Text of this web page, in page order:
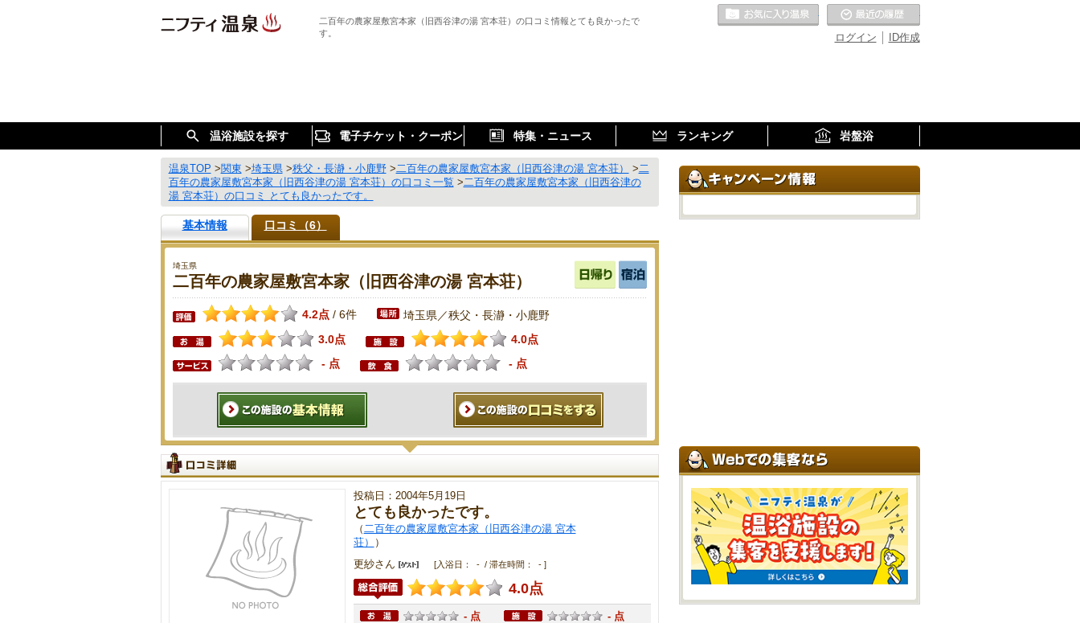
二百年の農家屋敷宮本家（旧西谷津の湯 宮本荘）の口コミ情報とても良かったで
す。
ID作成
ログイン
お気に入りの温泉
温浴施設を探す 電子チケット・クーポン 特集・ニュース ランキング 岩盤浴
温泉TOP >関東 >埼玉県>秩父・長瀞・小鹿野>二百年の農家屋敷宮本家（旧西谷津の湯 宮本荘） >二
百年の農家屋敷宮本家（旧西谷津の湯 宮本荘）の口コミ一覧 >二百年の農家屋敷宮本家（旧西谷津の
湯 宮本荘）の口コミ とても良かったです。
基本情報 口コミ（6）
埼玉県
二百年の農家屋敷宮本家（旧西谷津の湯 宮本荘）
4.2点 / 6件 埼玉県／秩父・長瀞・小鹿野
3.0点
4.0点
- 点
- 点
投稿日：2004年5月19日
とても良かったです。
（二百年の農家屋敷宮本家（旧西谷津の湯 宮本
荘）
）
更紗さん
[入浴日： - / 滞在時間： - ]
4.0点
- 点
- 点